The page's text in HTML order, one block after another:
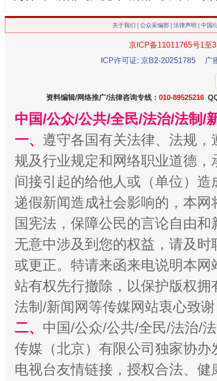
在谋一域中谋全局
习近平的博鳌关键词
魏明
“刷贴”乱象丛生
生
关于我们 公众采编部 法律声明 | 中国
京ICP备11011765号1至
ICP许可证: 京B2-20251785
广
资料编辑/网络推广/法律咨询专线： 010-89525216
中国/公众/公共/全民/法治/法制/
一、 遵守各国有关法律、法规
规及行业规定和网络职业道德
间接引起的给他人或（单位）
递假新闻造成社会影响的，本
国宪法，保障公民的言论自由
无意中涉及到您的权益，请及
或更正。特请来函来电说明本
站有权先行撤除，以保护版权
法制/新闻网等传媒网站衷心致
二、 中国/公众/公共/全民/法治/
传媒（北京）有限公司独家协
电视台友情链接，授权合法、